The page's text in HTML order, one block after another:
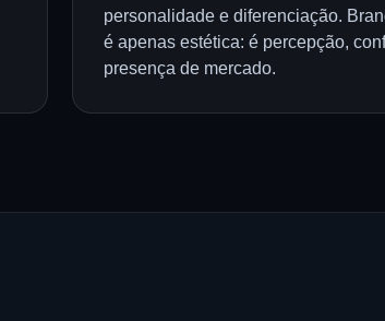
personalidade e diferenciação.
é apenas estética: é percepção,
presença de mercado.